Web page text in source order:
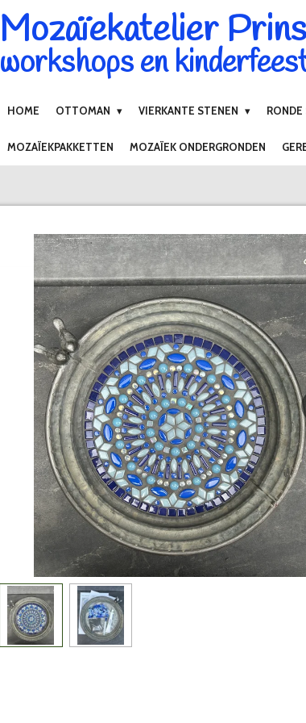
Mozaïekatelier
workshops en
HOME OTTOMAN VIERKANTE STENEN RONDE
MOZAÏEKPAKKETTEN MOZAÏEK ONDERGRONDEN